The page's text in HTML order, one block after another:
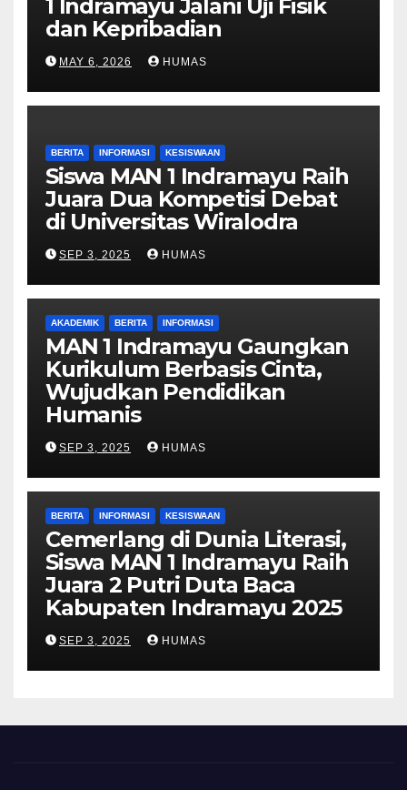
1 Indramayu Jalani Uji Fisik
dan Kepribadian
MAY 6, 2026 HUMAS
BERITA INFORMASI KESISWAAN
Siswa MAN 1 Indramayu Raih
Juara Dua Kompetisi Debat
di Universitas Wiralodra
SEP 3, 2025 HUMAS
AKADEMIK BERITA INFORMASI
MAN 1 Indramayu Gaungkan
Kurikulum Berbasis Cinta,
Wujudkan Pendidikan
Humanis
SEP 3, 2025 HUMAS
BERITA INFORMASI KESISWAAN
Cemerlang di Dunia Literasi,
Siswa MAN 1 Indramayu Raih
Juara 2 Putri Duta Baca
Kabupaten Indramayu 2025
SEP 3, 2025 HUMAS